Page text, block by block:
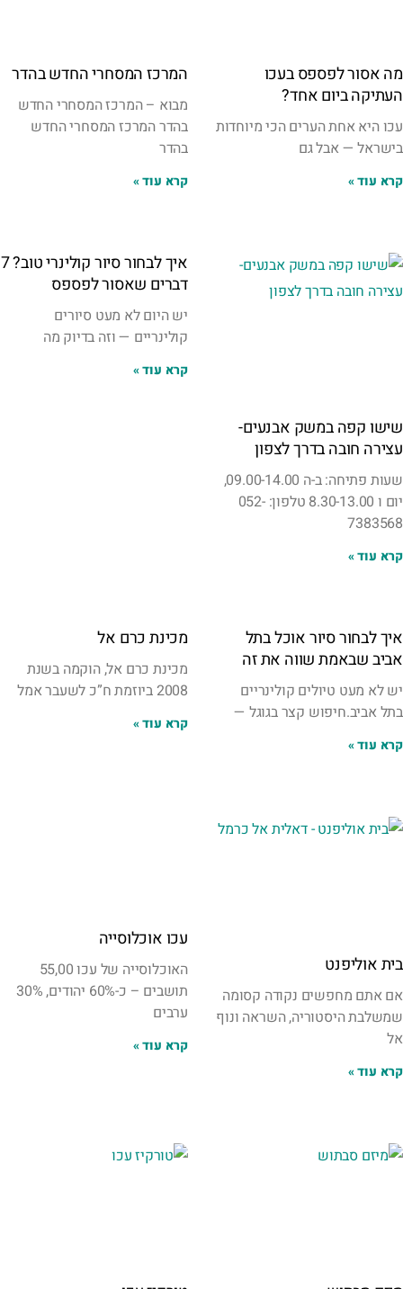
מה אסור לפספס בעכו
העתיקה ביום אחד?
עכו היא אחת הערים הכי מיוחדות
בישראל — אבל גם
קרא עוד »
המרכז המסחרי החדש בהדר
מבוא – המרכז המסחרי החדש
בהדר המרכז המסחרי החדש
בהדר
קרא עוד »
שישו קפה במשק אבנעים-
עצירה חובה בדרך לצפון
שעות פתיחה: ב-ה 09.00-14.00,
יום ו 8.30-13.00 טלפון: 052-
7383568
קרא עוד »
איך לבחור סיור קולינרי טוב? 7
דברים שאסור לפספס
יש היום לא מעט סיורים
קולינריים — וזה בדיוק מה
קרא עוד »
איך לבחור סיור אוכל בתל
אביב שבאמת שווה את זה
יש לא מעט טיולים קולינריים
בתל אביב.חיפוש קצר בגוגל —
קרא עוד »
מכינת כרם אל
מכינת כרם אל, הוקמה בשנת
2008 ביוזמת ח”כ לשעבר אמל
קרא עוד »
בית אוליפנט
אם אתם מחפשים נקודה קסומה
שמשלבת היסטוריה, השראה ונוף
אל
קרא עוד »
עכו אוכלוסייה
האוכלוסייה של עכו 55,00
תושבים – כ-60% יהודים, 30%
ערבים
קרא עוד »